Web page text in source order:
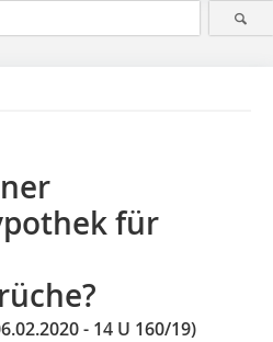
für
- 14 U 160/19)